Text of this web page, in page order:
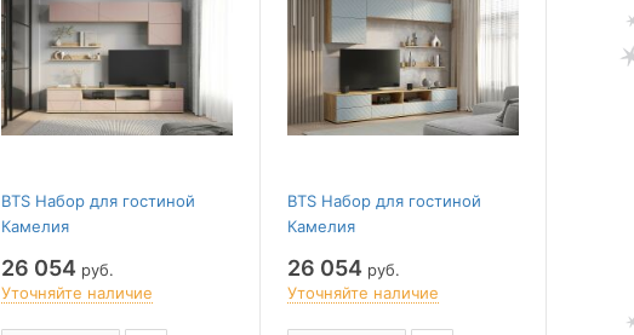
BTS Набор для гостиной
Камелия
26 054 руб.
Уточняйте наличие
BTS Набор для гостиной
Камелия
26 054 руб.
Уточняйте наличие